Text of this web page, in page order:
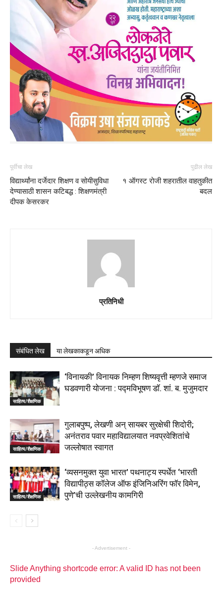
पूर्वीचा लेख
विद्यार्थ्यांना दर्जेदार शिक्षण व सोयीसुविधा
देण्यासाठी शासन कटिबद्ध : शिक्षणमंत्री
दीपक केसरकर
पुढील लेख
१ ऑगस्ट रोजी शहरातील वाहतुकीत
बदल
प्रतिनिधी
संबंधित लेख या लेखकाकडून अधिक
साहित्य/शैक्षणिक
‘विनायकी’ विनायक निम्हण शिष्यवृत्ती म्हणजे समाज
घडवणारी योजना : पद्मविभूषण डॉ. शां. ब. मुजुमदार
साहित्य/शैक्षणिक
गुलाबपुष्प, लेखणी अन् सायबर सुरक्षेची शिदोरी;
अनंतराव पवार महाविद्यालयात नवप्रवेशितांचे
जल्लोषात स्वागत
साहित्य/शैक्षणिक
‘व्यसनमुक्त युवा भारत’ पथनाट्य स्पर्धेत ‘भारती
विद्यापीठ्स कॉलेज ऑफ इंजिनिअरिंग फॉर विमेन,
पुणे’ची उल्लेखनीय कामगिरी
- Advertisement -
Slide Anything shortcode error: A valid ID has not been
provided